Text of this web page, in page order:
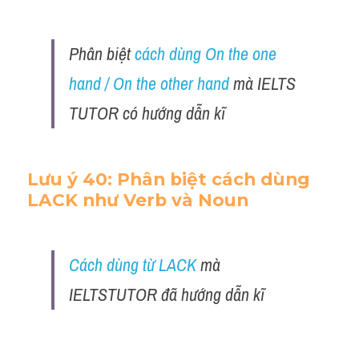
Phân biệt cách dùng On the one
hand / On the other hand mà IELTS
TUTOR có hướng dẫn kĩ
Lưu ý 40: Phân biệt cách dùng
LACK như Verb và Noun
Cách dùng từ LACK mà
IELTSTUTOR đã hướng dẫn kĩ